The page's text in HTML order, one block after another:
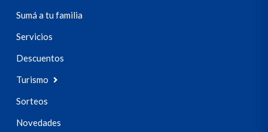
Sumá a tu familia
Servicios
Descuentos
Turismo
Sorteos
Novedades